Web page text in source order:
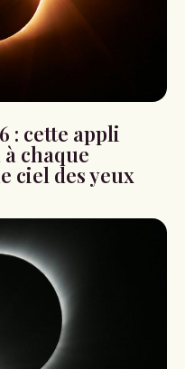
: cette appli
chaque
ciel des yeux